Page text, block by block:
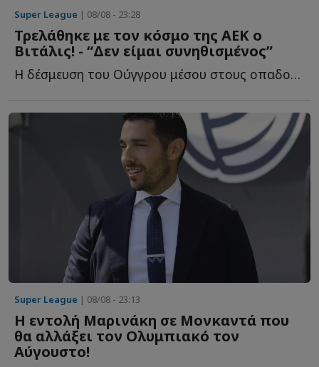
Super League | 08/08 - 23:28
Τρελάθηκε με τον κόσμο της ΑΕΚ ο
Βιτάλις! - “Δεν είμαι συνηθισμένος”
Η δέσμευση του Ούγγρου μέσου στους οπαδούς τ...
Super League | 08/08 - 23:13
Η εντολή Μαρινάκη σε Μονκαντά που
θα αλλάξει τον Ολυμπιακό τον
Αύγουστο!